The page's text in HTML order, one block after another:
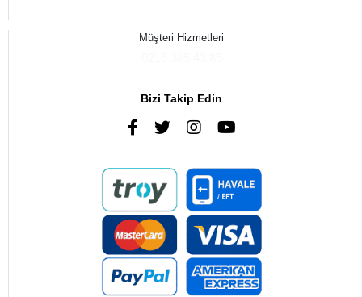
Müşteri Hizmetleri
Bizi Takip Edin